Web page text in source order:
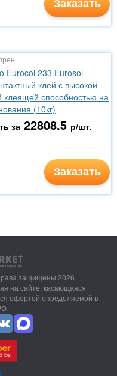
Eurocol 233 Eurosol
клей с высокой
клеящей способностью на
(10кг)
за 22808.5 р/шт.
Заказать
защищены 2026.
на сайте, касающаяся
офертой определяемой в